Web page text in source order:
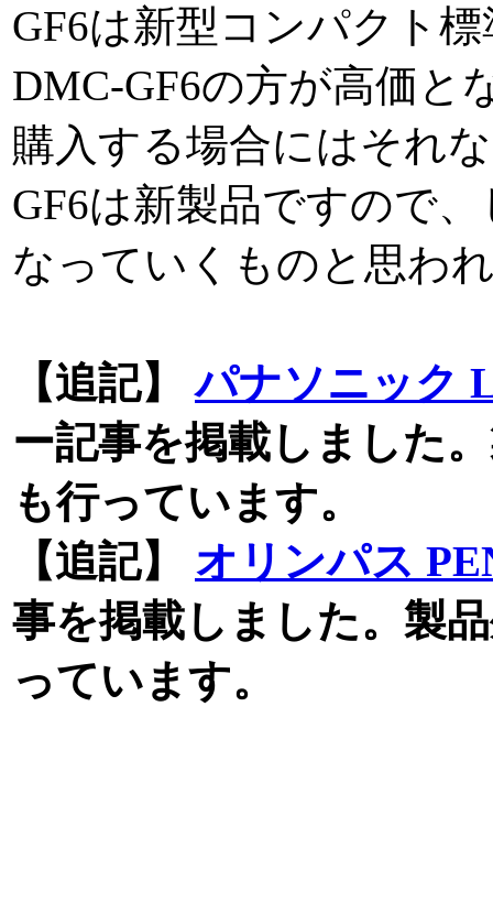
GF6は新型コンパクト
DMC-GF6の方が高価と
購入する場合にはそれ
GF6は新製品ですので
なっていくものと思わ
【追記】パナソニック
ー記事を掲載しました
も行っています。
【追記】 オリンパス
事を掲載しました。製
っています。